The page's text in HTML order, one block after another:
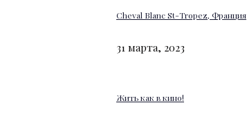
Cheval Blanc St-Tropez, Франция
31 марта, 2023
Жить как в кино!